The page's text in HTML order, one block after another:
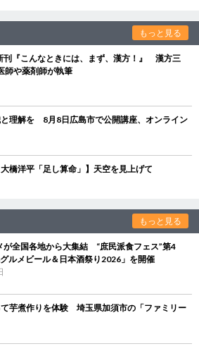
もっと見る
刊『こんなときには、まず、漢方！』 漢方三
師や薬剤師が執筆
理解を 8月8日広島市で公開講座、オンライン
橋洋平「足し算命」】天空を見上げて
もっと見る
が全国各地から大集結 “庶民派食フェス”第4
ルメビール＆日本酒祭り2026」を開催
芋煮作りを体験 埼玉県加須市の「ファミリー